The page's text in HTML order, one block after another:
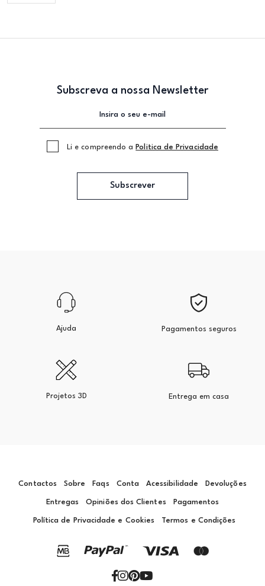
Subscreva a nossa Newsletter
Li e compreendo a Politica de Privacidade
Subscrever
Ajuda Pagamentos seguros
Projetos 3D Entrega em casa
Contactos Sobre Faqs Conta Acessibilidade Devoluções
Entregas Opiniões dos Clientes Pagamentos
Política de Privacidade e Cookies Termos e Condições